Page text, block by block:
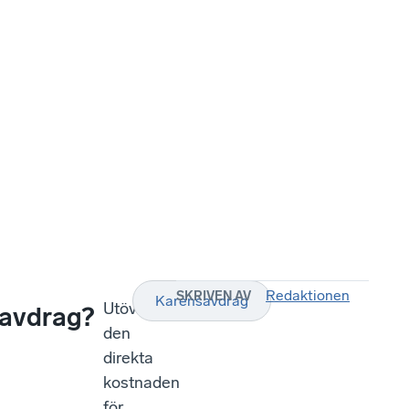
Utöver
den
direkta
kostnaden
Karensavdrag
SKRIVEN AV Redaktionen